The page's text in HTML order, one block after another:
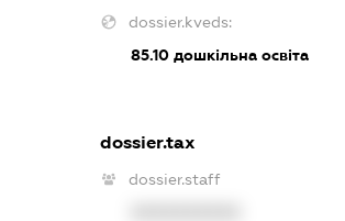
dossier.kveds:
85.10 дошкільна освіта
dossier.tax
dossier.staff